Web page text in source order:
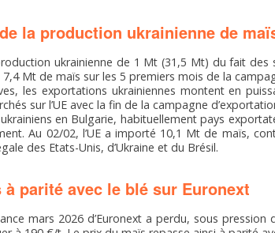
la production ukrainienne de
ukrainienne de 1 Mt (31,5 Mt) du fait des
Mt de maïs sur les 5 premiers mois de la
les exportations ukrainiennes montent en
sur l’UE avec la fin de la campagne
en Bulgarie, habituellement pays
Au 02/02, l’UE a importé 10,1 Mt de maïs,
des Etats-Unis, d’Ukraine et du Brésil.
à parité avec le blé sur Euronext
mars 2026 d’Euronext a perdu, sous